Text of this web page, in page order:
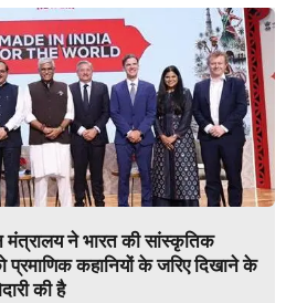
ने भारत की सांस्कृतिक
प्रमाणिक कहानियों के जरिए दिखाने के
की है